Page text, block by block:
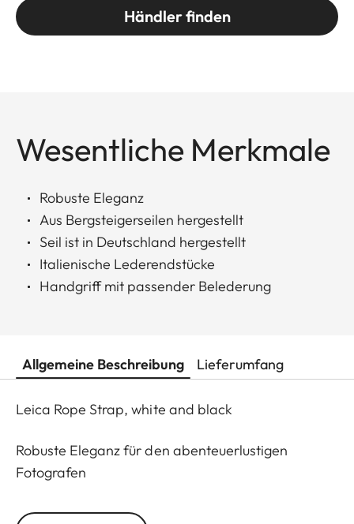
Händler finden
Wesentliche Merkmale
Robuste Eleganz
Aus Bergsteigerseilen hergestellt
Seil ist in Deutschland hergestellt
Italienische Lederendstücke
Handgriff mit passender Belederung
Allgemeine Beschreibung Lieferumfang
Leica Rope Strap, white and black
Robuste Eleganz für den abenteuerlustigen
Fotografen
Alles, was für die Berge gemacht wird, muss robust